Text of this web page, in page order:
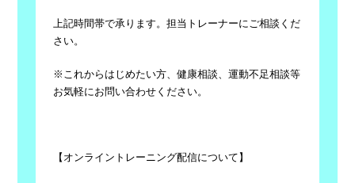
上記時間帯で承ります。担当トレーナーにご相談くだ
さい。
※これからはじめたい方、健康相談、運動不足相談等
お気軽にお問い合わせください。
【オンライントレーニング配信について】